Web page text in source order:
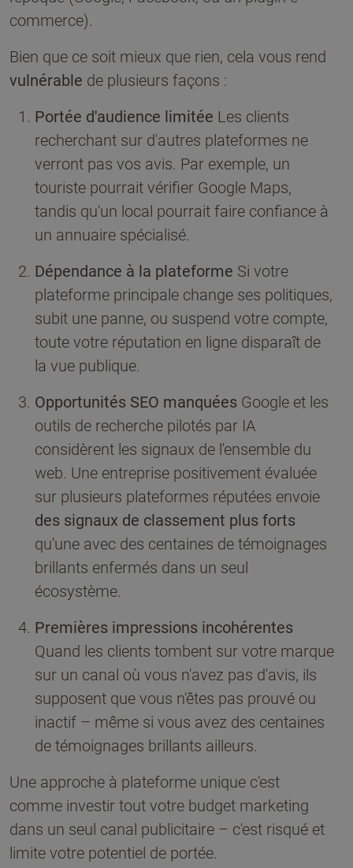
commerce).
Bien que ce soit mieux que rien, cela vous rend
vulnérable de plusieurs façons :
Portée d'audience limitée Les clients
recherchant sur d'autres plateformes ne
verront pas vos avis. Par exemple, un
touriste pourrait vérifier Google Maps,
tandis qu'un local pourrait faire confiance à
un annuaire spécialisé.
Dépendance à la plateforme Si votre
plateforme principale change ses politiques,
subit une panne, ou suspend votre compte,
toute votre réputation en ligne disparaît de
la vue publique.
Opportunités SEO manquées Google et les
outils de recherche pilotés par IA
considèrent les signaux de l'ensemble du
web. Une entreprise positivement évaluée
sur plusieurs plateformes réputées envoie
des signaux de classement plus forts
qu'une avec des centaines de témoignages
brillants enfermés dans un seul
écosystème.
Premières impressions incohérentes
Quand les clients tombent sur votre marque
sur un canal où vous n'avez pas d'avis, ils
supposent que vous n'êtes pas prouvé ou
inactif – même si vous avez des centaines
de témoignages brillants ailleurs.
Une approche à plateforme unique c'est
comme investir tout votre budget marketing
dans un seul canal publicitaire – c'est risqué et
limite votre potentiel de portée.